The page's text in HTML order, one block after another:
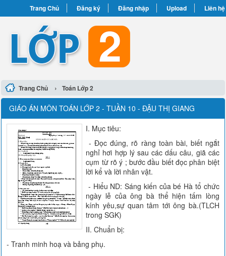
Trang Chủ Đăng ký Đăng nhập Upload Liên hệ
Trang Chủ › Toán Lớp 2
GIÁO ÁN MÔN TOÁN LỚP 2 - TUẦN 10 - ĐẬU THỊ GIANG
I. Mục tiêu:
- Đọc đúng, rõ ràng toàn bài, biết ngắt
nghỉ hơi hợp lý sau các dấu câu, giã các
cụm từ rõ ý ; bước đầu biết đọc phân biệt
lời kể và lời nhân vật.
- Hiểu ND: Sáng kiến của bé Hà tổ chức
ngày lễ của ông bà thể hiện tấm lòng
kính yêu,sự quan tâm tới ông bà.(TLCH
trong SGK)
II. Chuẩn bị:
- Tranh minh hoạ và bảng phụ.